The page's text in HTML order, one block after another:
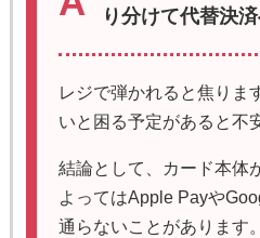
り分けて代替決
レジで弾かれると焦りま
いと困る予定があると不
結論として、カード本体
よってはApple Payや
通らないことがあります